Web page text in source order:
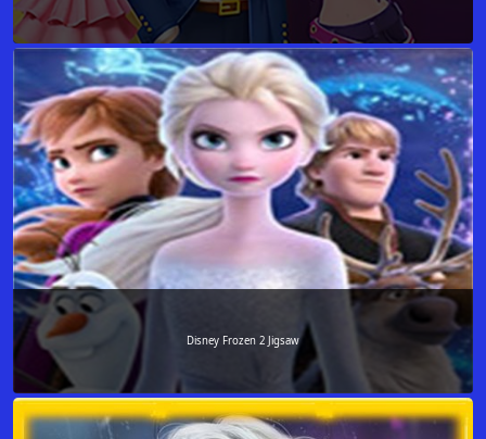
Disney Frozen 2 Jigsaw